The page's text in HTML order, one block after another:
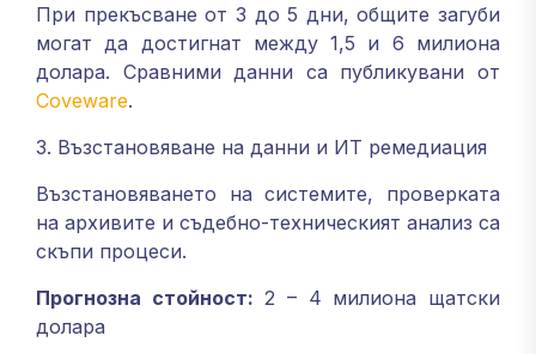
При прекъсване от 3 до 5 дни, общите загуби
могат да достигнат между 1,5 и 6 милиона
долара. Сравними данни са публикувани от
Coveware.
3. Възстановяване на данни и ИТ ремедиация
Възстановяването на системите, проверката
на архивите и съдебно-техническият анализ са
скъпи процеси.
Прогнозна стойност: 2 – 4 милиона щатски
долара